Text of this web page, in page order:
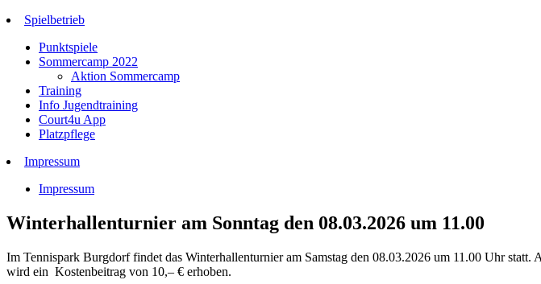
Spielbetrieb
Punktspiele
Sommercamp 2022
Aktion Sommercamp
Training
Info Jugendtraining
Court4u App
Platzpflege
Impressum
Impressum
Winterhallenturnier am Sonntag den 08.03.2026 um 11.00
Im Tennispark Burgdorf findet das Winterhallenturnier am Samstag den 08.03.2026 um 11.00 Uhr
wird ein Kostenbeitrag von 10,– € erhoben.